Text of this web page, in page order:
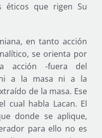
éticos que rigen Su
en tanto acción
se orienta por
acción -fuera del
a la masa ni a la
de la masa. Ese
cual habla Lacan. El
donde se aplique,
para ello no es